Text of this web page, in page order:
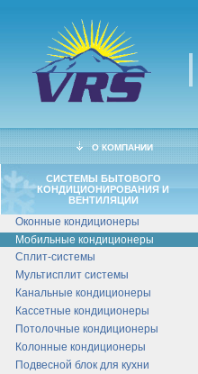
О КОМПАНИИ
СИСТЕМЫ БЫТОВОГО
КОНДИЦИОНИРОВАНИЯ И
ВЕНТИЛЯЦИИ
Оконные кондиционеры
Мобильные кондиционеры
Сплит-системы
Мультисплит системы
Канальные кондиционеры
Кассетные кондиционеры
Потолочные кондиционеры
Колонные кондиционеры
Подвесной блок для кухни